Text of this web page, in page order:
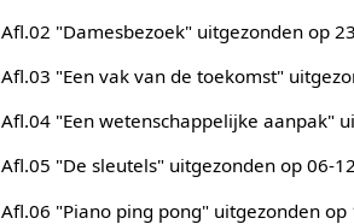
Afl.02 "Damesbezoek" uitgezonden op
Afl.03 "Een vak van de toekomst"
Afl.04 "Een wetenschappelijke aanpak"
Afl.05 "De sleutels" uitgezonden op 06-
Afl.06 "Piano ping pong" uitgezonden op